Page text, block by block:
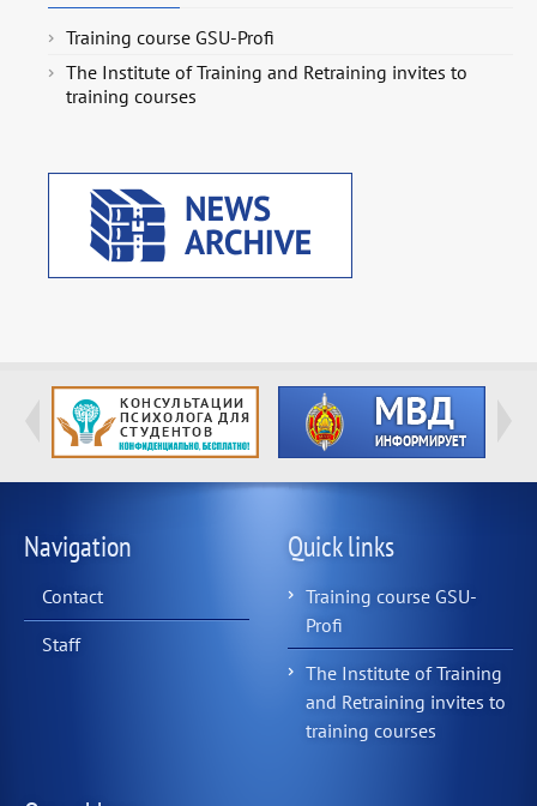
Training course GSU-Profi
The Institute of Training and Retraining invites to
training courses
Navigation
Contact
Staff
Quick links
Training course GSU-
Profi
The Institute of Training
and Retraining invites to
training courses